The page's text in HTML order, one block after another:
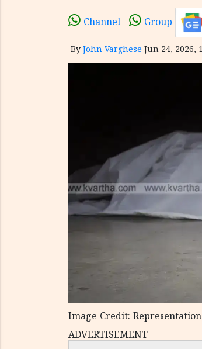
Channel Group
By John Varghese Jun 24, 2026,
Image Credit:
ADVERTISEMENT